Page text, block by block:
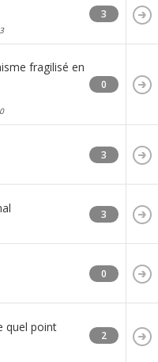
3
fragilisé en
0
3
3
0
quel point
2